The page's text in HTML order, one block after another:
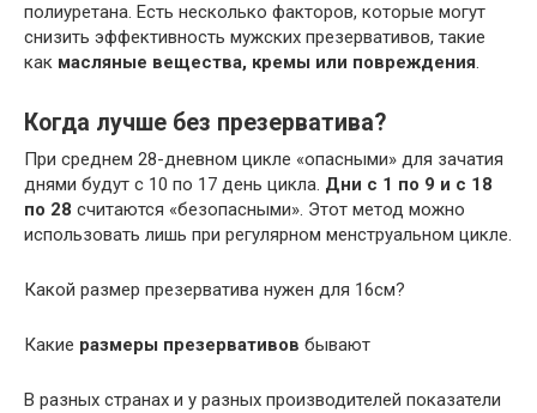
полиуретана. Есть несколько факторов, которые могут
снизить эффективность мужских презервативов, такие
как масляные вещества, кремы или повреждения.
Когда лучше без презерватива?
При среднем 28-дневном цикле «опасными» для зачатия
днями будут с 10 по 17 день цикла. Дни с 1 по 9 и с 18
по 28 считаются «безопасными». Этот метод можно
использовать лишь при регулярном менструальном цикле.
Какой размер презерватива нужен для 16см?
Какие размеры презервативов бывают
В разных странах и у разных производителей показатели